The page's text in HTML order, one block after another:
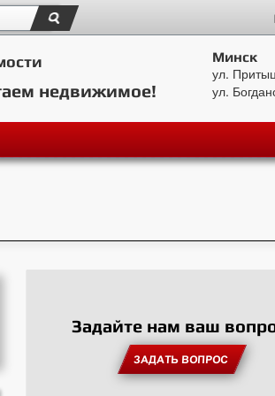
недвижимое!
Минск
ул.
ул.
Задайте нам ваш
ЗАДАТЬ ВОПРОС